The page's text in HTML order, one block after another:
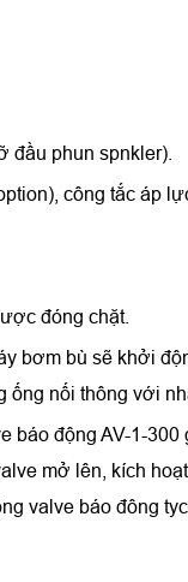
đầu phun spnkler).
công tắc áp
đóng chặt.
bơm bù sẽ khởi
nối thông với
động AV-1-300
mở lên, kích
valve báo đông